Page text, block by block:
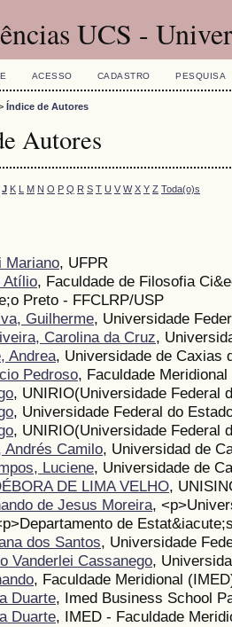
UCS -
ACESSO CADASTRO PESQUISA
Índice de Autores
Autores
J K L M N O P Q R S T U V W X Y Z Toda(o)s
Mariano, UFPR
Atílio, Faculdade de Filosofia
Preto - FFCLRP/USP
Guilherme, Universidade
Carolina da Cruz,
Andrea, Universidade de Caxias
Pedroso, Faculdade Meridional
, UNIRIO(Universidade Federal
, Universidade Federal do
, UNIRIO(Universidade Federal
Andrés Camilo, Universidad de
Luciene, Universidade de
DE LIMA VELHO,
de Jesus Moreira,
de
dos Santos, Universidade
Vanderlei Cassanego,
, Faculdade Meridional
Duarte, Imed Business School
Duarte, IMED - Faculdade